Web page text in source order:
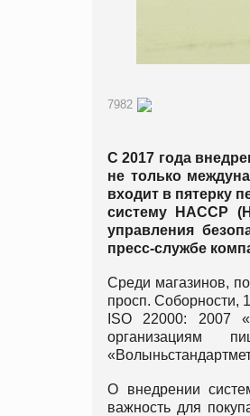
7982
С 2017 года
не только
входит в пятерку
систему HACCP
управления
пресс-службе
Среди магазинов,
просп. Соборности,
ISO 22000: 2007
организациям
О внедрении
важность для